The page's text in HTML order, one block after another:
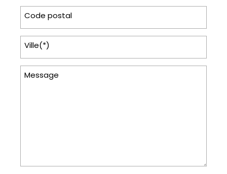
Code postal
Ville(*)
Message